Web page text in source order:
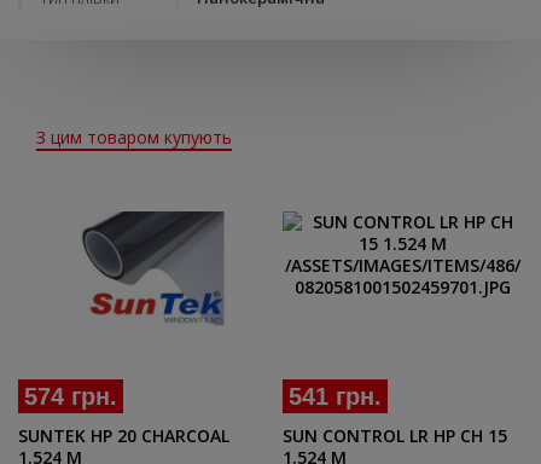
З цим товаром купують
574 грн.
SUNTEK HP 20 СHARCOAL
1.524 M
541 грн.
SUN CONTROL LR HP CH 15
1.524 M